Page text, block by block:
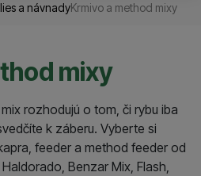
a návnadyKrmivo a method mixy
mixy
rozhodujú o tom, či rybu iba
k záberu. Vyberte si
feeder a method feeder od
Benzar Mix, Flash,